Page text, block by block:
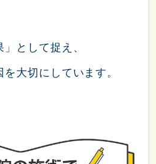
として捉え、
大切にしています。